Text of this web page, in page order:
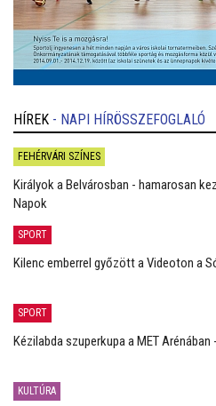
HÍREK - NAPI HÍRÖSSZEFOGLALÓ
FEHÉRVÁRI SZÍNES
Királyok a Belvárosban - hamarosan
Napok
SPORT
Kilenc emberrel győzött a Videoton a
SPORT
Kézilabda szuperkupa a MET
KULTÚRA